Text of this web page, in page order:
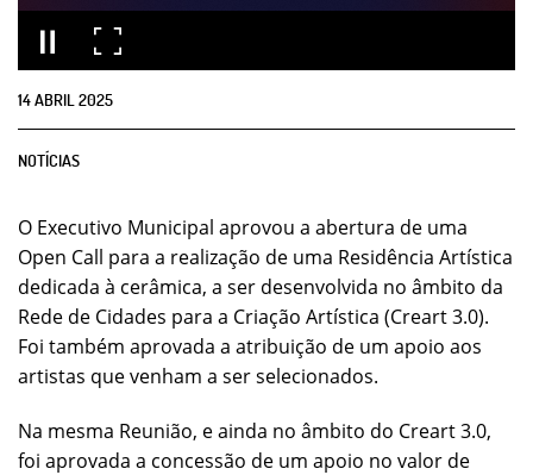
14ABRIL 2025
NOTÍCIAS
O Executivo Municipal aprovou a abertura de uma
Open Call para a realização de uma Residência Artística
dedicada à cerâmica, a ser desenvolvida no âmbito da
Rede de Cidades para a Criação Artística (Creart 3.0).
Foi também aprovada a atribuição de um apoio aos
artistas que venham a ser selecionados.
Na mesma Reunião, e ainda no âmbito do Creart 3.0,
foi aprovada a concessão de um apoio no valor de